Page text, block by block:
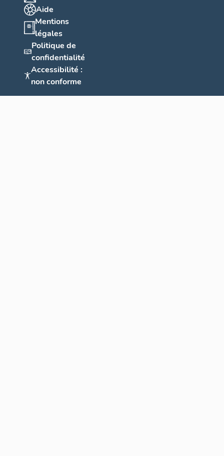
Aide
Mentions
légales
Politique de
confidentialité
Accessibilité :
non conforme